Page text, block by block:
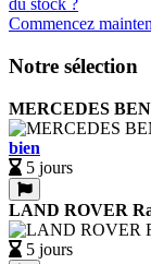
Commencez
Notre sélection
MERCEDES
bien
5 jours
LAND ROVER
5 jours